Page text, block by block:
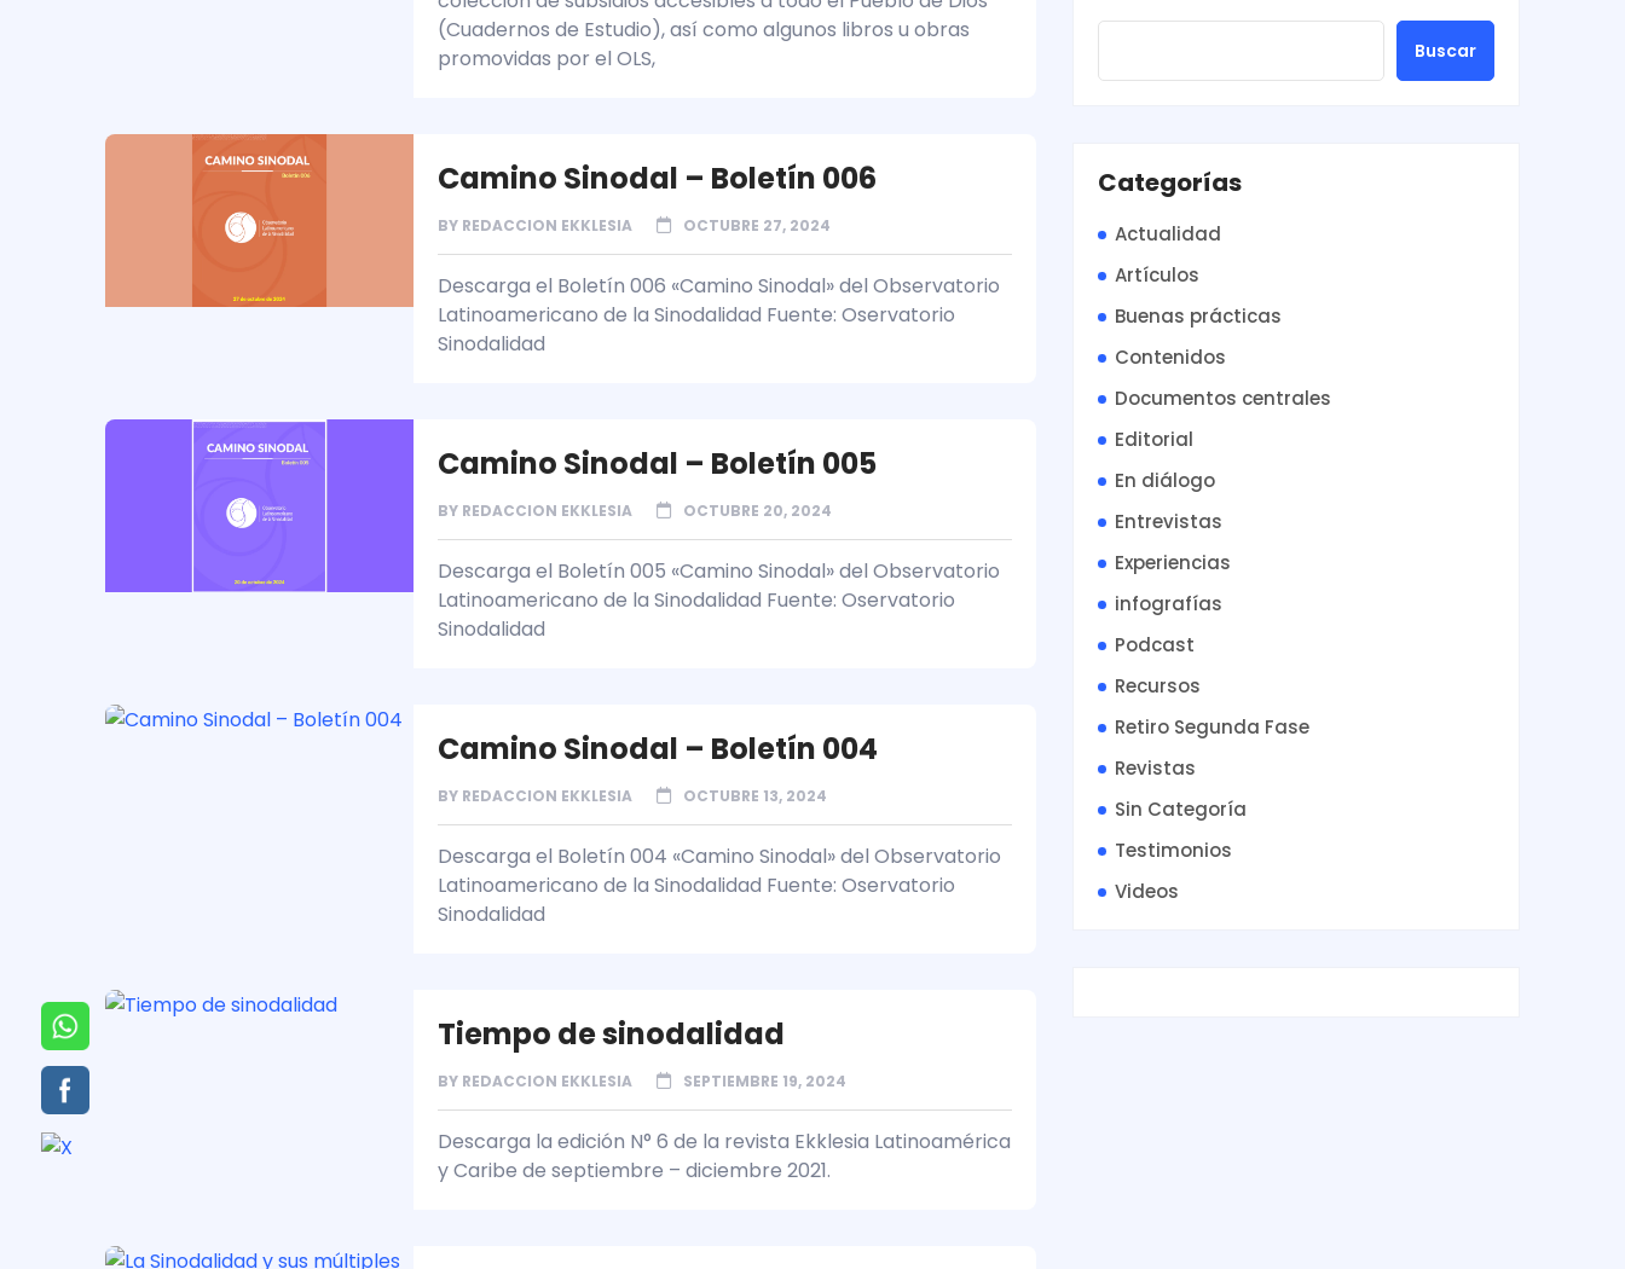
(Cuadernos de Estudio), así como algunos libros u obras
promovidas por el OLS,
Camino Sinodal – Boletín 006
BY REDACCION EKKLESIA OCTUBRE 27, 2024
Descarga el Boletín 006 «Camino Sinodal» del Observatorio
Latinoamericano de la Sinodalidad Fuente: Oservatorio
Sinodalidad
Camino Sinodal – Boletín 005
BY REDACCION EKKLESIA OCTUBRE 20, 2024
Descarga el Boletín 005 «Camino Sinodal» del Observatorio
Latinoamericano de la Sinodalidad Fuente: Oservatorio
Sinodalidad
Camino Sinodal – Boletín 004
BY REDACCION EKKLESIA OCTUBRE 13, 2024
Descarga el Boletín 004 «Camino Sinodal» del Observatorio
Latinoamericano de la Sinodalidad Fuente: Oservatorio
Sinodalidad
Tiempo de sinodalidad
BY REDACCION EKKLESIA SEPTIEMBRE 19, 2024
Descarga la edición N° 6 de la revista Ekklesia Latinoamérica
y Caribe de septiembre – diciembre 2021.
Buscar
Categorías
Actualidad
Artículos
Buenas prácticas
Contenidos
Documentos centrales
Editorial
En diálogo
Entrevistas
Experiencias
infografías
Podcast
Recursos
Retiro Segunda Fase
Revistas
Sin Categoría
Testimonios
Videos